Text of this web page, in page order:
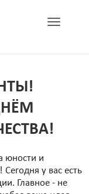
Toggle
юности и
у вас есть
Главное - не